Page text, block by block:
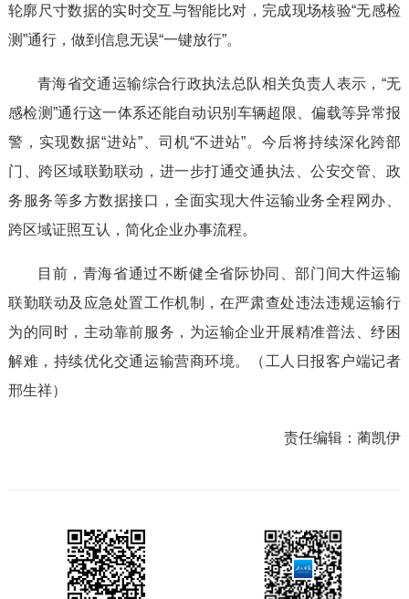
轮廓尺寸数据的实时交互与智能比对，完成现场核验“无感检
测”通行，做到信息无误“一键放行”。
青海省交通运输综合行政执法总队相关负责人表示，“无
感检测”通行这一体系还能自动识别车辆超限、偏载等异常报
警，实现数据“进站”、司机“不进站”。今后将持续深化跨部
门、跨区域联勤联动，进一步打通交通执法、公安交管、政
务服务等多方数据接口，全面实现大件运输业务全程网办、
跨区域证照互认，简化企业办事流程。
目前，青海省通过不断健全省际协同、部门间大件运输
联勤联动及应急处置工作机制，在严肃查处违法违规运输行
为的同时，主动靠前服务，为运输企业开展精准普法、纾困
解难，持续优化交通运输营商环境。（工人日报客户端记者
邢生祥）
责任编辑：蔺凯伊